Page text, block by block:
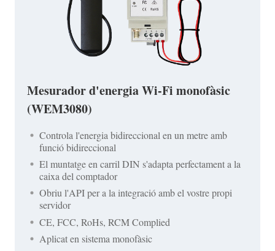
Mesurador d'energia Wi-Fi monofàsic
(WEM3080)
Controla l'energia bidireccional en un metre amb
funció bidireccional
El muntatge en carril DIN s'adapta perfectament a la
caixa del comptador
Obriu l'API per a la integració amb el vostre propi
servidor
CE, FCC, RoHs, RCM Complied
Aplicat en sistema monofàsic